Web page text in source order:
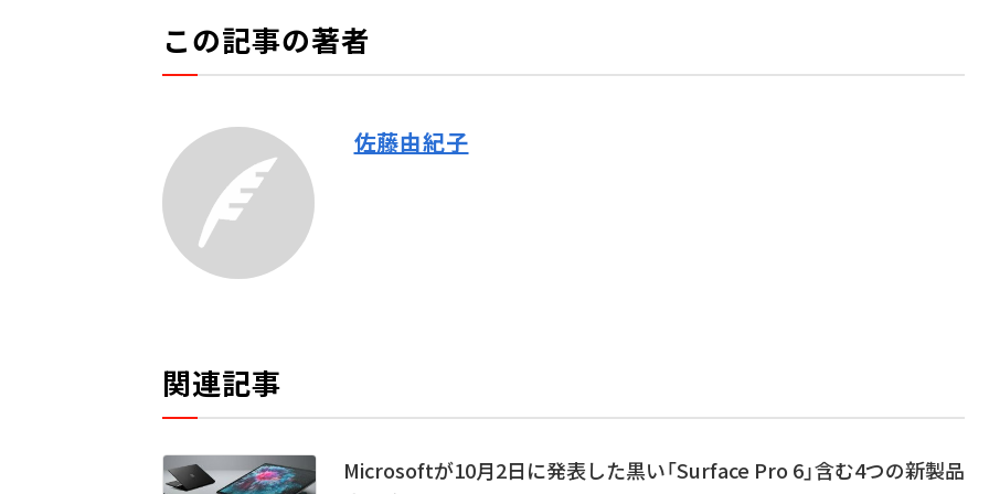
この記事の著者
佐藤由紀子
関連記事
Microsoftが10月2日に発表した黒い「Surface Pro 6」含む4つの新製品